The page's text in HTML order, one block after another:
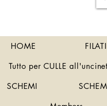
HOME
Tutto per CULLE
SCHEMI